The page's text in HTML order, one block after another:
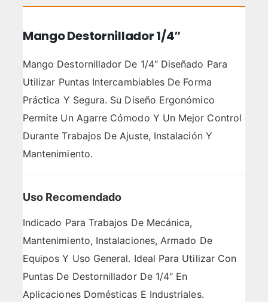
Mango Destornillador 1/4″
Mango Destornillador De 1/4″ Diseñado Para
Utilizar Puntas Intercambiables De Forma
Práctica Y Segura. Su Diseño Ergonómico
Permite Un Agarre Cómodo Y Un Mejor Control
Durante Trabajos De Ajuste, Instalación Y
Mantenimiento.
Uso Recomendado
Indicado Para Trabajos De Mecánica,
Mantenimiento, Instalaciones, Armado De
Equipos Y Uso General. Ideal Para Utilizar Con
Puntas De Destornillador De 1/4″ En
Aplicaciones Domésticas E Industriales.